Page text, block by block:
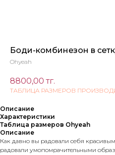
Боди-комбинезон в
Ohyeah
8800,00 тг.
ТАБЛИЦА РАЗМЕРОВ
Описание
Характеристики
Таблица размеров Ohyeah
Описание
Как давно вы радовали себя
радовали умопомрачительными